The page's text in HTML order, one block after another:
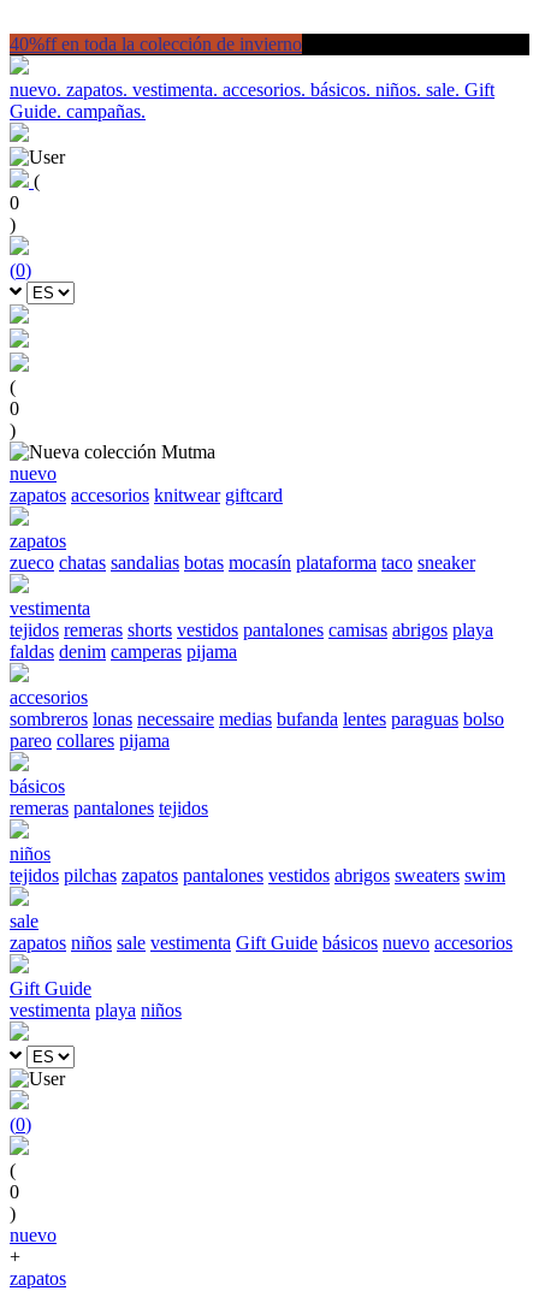
40%ff en toda la colección de invierno
nuevo. zapatos. vestimenta. accesorios. básicos. niños. sale. Gift
Guide. campañas.
(
0
)
(0)
(
0
)
nuevo
zapatos accesorios knitwear giftcard
zapatos
zueco chatas sandalias botas mocasín plataforma taco sneaker
vestimenta
tejidos remeras shorts vestidos pantalones camisas abrigos playa
faldas denim camperas pijama
accesorios
sombreros lonas necessaire medias bufanda lentes paraguas bolso
pareo collares pijama
básicos
remeras pantalones tejidos
niños
tejidos pilchas zapatos pantalones vestidos abrigos sweaters swim
sale
zapatos niños sale vestimenta Gift Guide básicos nuevo accesorios
Gift Guide
vestimenta playa niños
(0)
(
0
)
nuevo
+
zapatos